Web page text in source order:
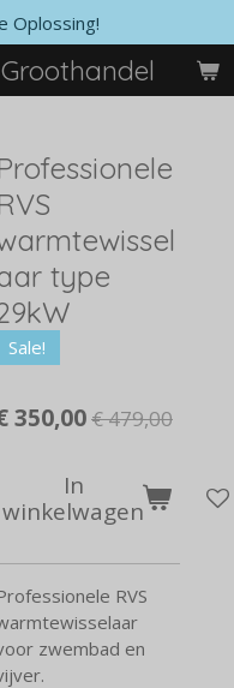
Oplossing!
type
Sale!
350,00€ 479,00
In
winkelwagen
RVS
zwembad en